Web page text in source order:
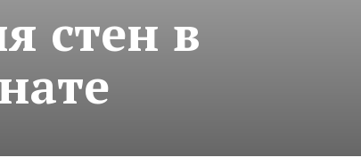
стен в